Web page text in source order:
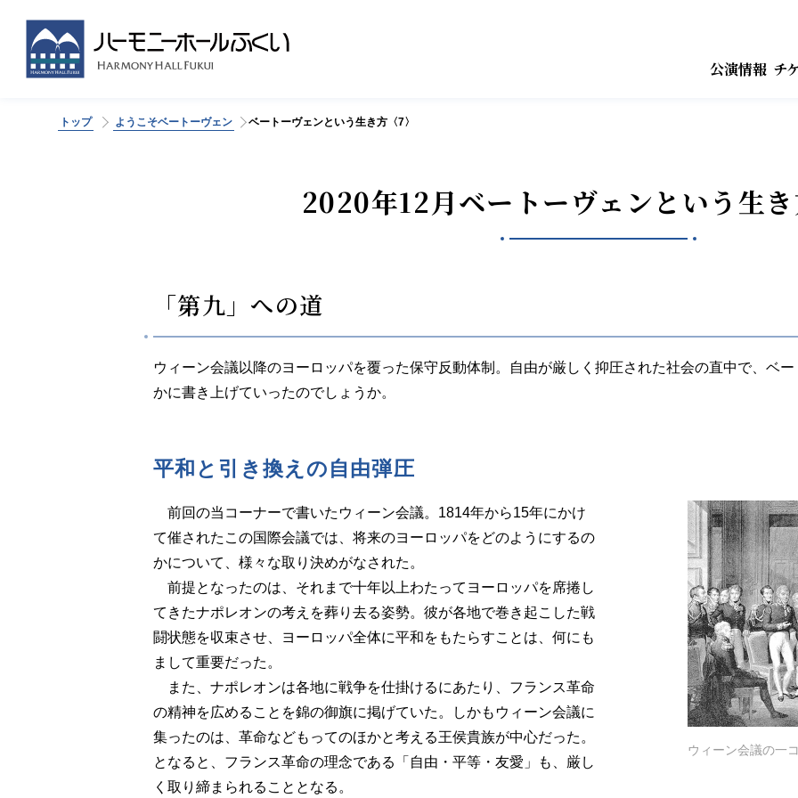
公演情報 チ
トップ ようこそベートーヴェン ベートーヴェンという生き方〈7〉
2020年12月ベートーヴェンという生
「第九」への道
ウィーン会議以降のヨーロッパを覆った保守反動体制。自由が厳しく抑圧された社会の直中で、ベ
かに書き上げていったのでしょうか。
平和と引き換えの自由弾圧
ウィーン会議の一
前回の当コーナーで書いたウィーン会議。1814年から15年にかけ
て催されたこの国際会議では、将来のヨーロッパをどのようにするの
かについて、様々な取り決めがなされた。
前提となったのは、それまで十年以上わたってヨーロッパを席捲し
てきたナポレオンの考えを葬り去る姿勢。彼が各地で巻き起こした戦
闘状態を収束させ、ヨーロッパ全体に平和をもたらすことは、何にも
まして重要だった。
また、ナポレオンは各地に戦争を仕掛けるにあたり、フランス革命
の精神を広めることを錦の御旗に掲げていた。しかもウィーン会議に
集ったのは、革命などもってのほかと考える王侯貴族が中心だった。
となると、フランス革命の理念である「自由・平等・友愛」も、厳し
く取り締まられることとなる。